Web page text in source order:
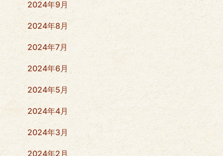
2024年9月
2024年8月
2024年7月
2024年6月
2024年5月
2024年4月
2024年3月
2024年2月